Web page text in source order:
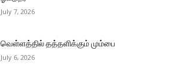
July 7, 2026
வெள்ளத்தில் தத்தளிக்கும் மும்பை
July 6, 2026